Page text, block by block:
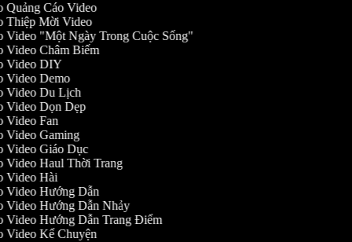
Quảng Cáo Video
Thiệp Mời Video
Video "Một Ngày Trong Cuộc Sống"
Video Châm Biếm
Video DIY
Video Demo
Video Du Lịch
Video Dọn Dẹp
Video Fan
Video Gaming
Video Giáo Dục
Video Haul Thời Trang
Video Hài
Video Hướng Dẫn
Video Hướng Dẫn Nhảy
Video Hướng Dẫn Trang Điểm
Video Kể Chuyện